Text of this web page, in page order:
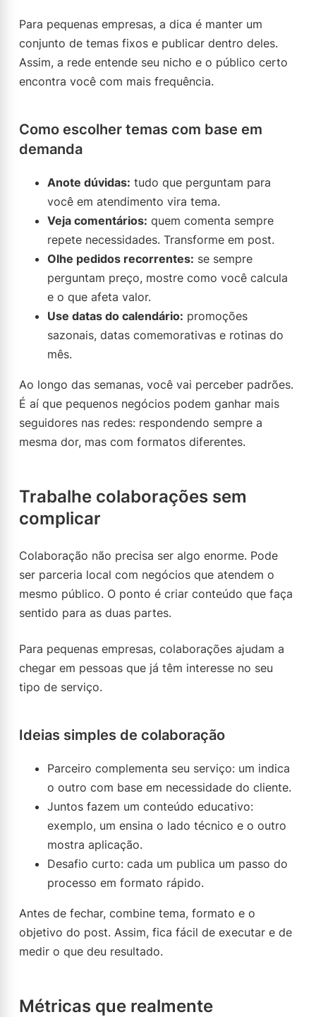
Para pequenas empresas, a dica é manter um
conjunto de temas fixos e publicar dentro deles.
Assim, a rede entende seu nicho e o público certo
encontra você com mais frequência.
Como escolher temas com base em
demanda
Anote dúvidas: tudo que perguntam para
você em atendimento vira tema.
Veja comentários: quem comenta sempre
repete necessidades. Transforme em post.
Olhe pedidos recorrentes: se sempre
perguntam preço, mostre como você calcula
e o que afeta valor.
Use datas do calendário: promoções
sazonais, datas comemorativas e rotinas do
mês.
Ao longo das semanas, você vai perceber padrões.
É aí que pequenos negócios podem ganhar mais
seguidores nas redes: respondendo sempre a
mesma dor, mas com formatos diferentes.
Trabalhe colaborações sem
complicar
Colaboração não precisa ser algo enorme. Pode
ser parceria local com negócios que atendem o
mesmo público. O ponto é criar conteúdo que faça
sentido para as duas partes.
Para pequenas empresas, colaborações ajudam a
chegar em pessoas que já têm interesse no seu
tipo de serviço.
Ideias simples de colaboração
Parceiro complementa seu serviço: um indica
o outro com base em necessidade do cliente.
Juntos fazem um conteúdo educativo:
exemplo, um ensina o lado técnico e o outro
mostra aplicação.
Desafio curto: cada um publica um passo do
processo em formato rápido.
Antes de fechar, combine tema, formato e o
objetivo do post. Assim, fica fácil de executar e de
medir o que deu resultado.
Métricas que realmente